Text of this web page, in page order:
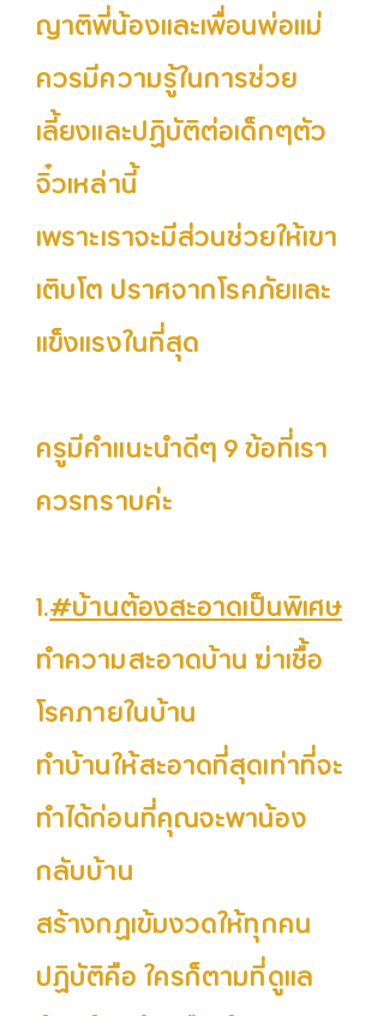
ญาติพี่น้องและเพื่อนพ่อแม่
ควรมีความรู้ในการช่วย
เลี้ยงและปฏิบัติต่อเด็กๆตัว
จิ๋วเหล่านี้
เพราะเราจะมีส่วนช่วยให้เขา
เติบโต ปราศจากโรคภัยและ
แข็งแรงในที่สุด
ครูมีคำแนะนำดีๆ 9 ข้อที่เรา
ควรทราบค่ะ
1.#บ้านต้องสะอาดเป็นพิเศษ
ทำความสะอาดบ้าน ฆ่าเชื้อ
โรคภายในบ้าน
ทำบ้านให้สะอาดที่สุดเท่าที่จะ
ทำได้ก่อนที่คุณจะพาน้อง
กลับบ้าน
สร้างกฏเข้มงวดให้ทุกคน
ปฏิบัติคือ ใครก็ตามที่ดูแล